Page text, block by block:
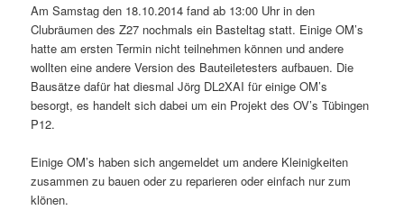
Am Samstag den 18.10.2014 fand ab 13:00 Uhr in den
Clubräumen des Z27 nochmals ein Basteltag statt. Einige OM’s
hatte am ersten Termin nicht teilnehmen können und andere
wollten eine andere Version des Bauteiletesters aufbauen. Die
Bausätze dafür hat diesmal Jörg DL2XAI für einige OM’s
besorgt, es handelt sich dabei um ein Projekt des OV’s Tübingen
P12.
Einige OM’s haben sich angemeldet um andere Kleinigkeiten
zusammen zu bauen oder zu reparieren oder einfach nur zum
klönen.